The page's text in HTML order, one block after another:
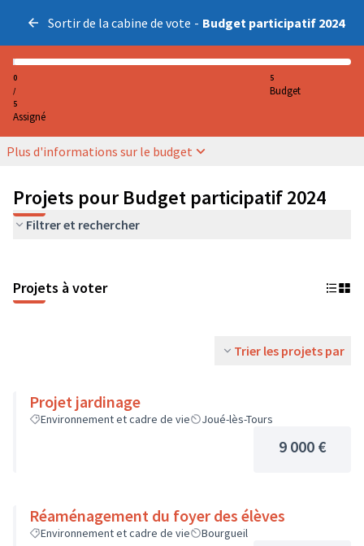
Sortir de la cabine de vote - Budget participatif 2024
0
/
5
Assigné
5
Budget
Plus d'informations sur le budget
Projets pour Budget participatif 2024
Filtrer et rechercher
Projets à voter
Trier les projets par
Projet jardinage
Environnement et cadre de vie Joué-lès-Tours
9 000 €
Réaménagement du foyer des élèves
Environnement et cadre de vie Bourgueil